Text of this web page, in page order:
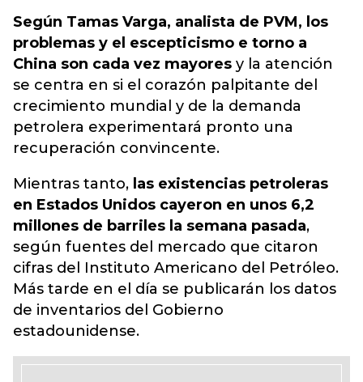
Según Tamas Varga, analista de PVM, los
problemas y el escepticismo e torno a
China son cada vez mayores y la atención
se centra en si el corazón palpitante del
crecimiento mundial y de la demanda
petrolera experimentará pronto una
recuperación convincente.
Mientras tanto, las existencias petroleras
en Estados Unidos cayeron en unos 6,2
millones de barriles la semana pasada,
según fuentes del mercado que citaron
cifras del Instituto Americano del Petróleo.
Más tarde en el día se publicarán los datos
de inventarios del Gobierno
estadounidense.